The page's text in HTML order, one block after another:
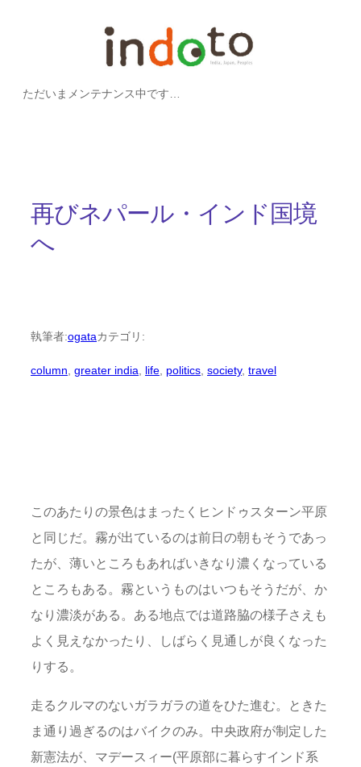
ただいまメンテナンス中です…
再びネパール・インド国境
へ
執筆者:ogataカテゴリ:
column, greater india, life, politics, society, travel
このあたりの景色はまったくヒンドゥスターン平原
と同じだ。霧が出ているのは前日の朝もそうであっ
たが、薄いところもあればいきなり濃くなっている
ところもある。霧というものはいつもそうだが、か
なり濃淡がある。ある地点では道路脇の様子さえも
よく見えなかったり、しばらく見通しが良くなった
りする。
走るクルマのないガラガラの道をひた進む。ときた
ま通り過ぎるのはバイクのみ。中央政府が制定した
新憲法が、マデースィー(平原部に暮らすインド系